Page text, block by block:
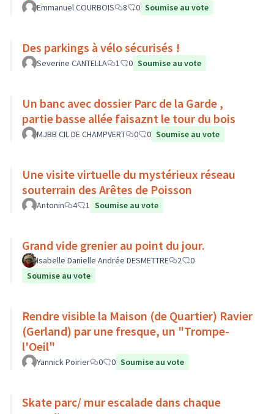
Emmanuel COURBOIS 8 0 Soumise au vote
Des parkings à vélo sécurisés !
Severine CANTELLA 1 0 Soumise au vote
Un banc avec dossier Parc de la Garde ,
partie basse allée faisaznt le tour du bois
MJBB CIL DE CHAMPVERT 0 0 Soumise au vote
Une visite virtuelle du mystérieux réseau
souterrain des Arêtes de Poisson
Antonin 4 1 Soumise au vote
Grand vide grenier au point du jour.
Isabelle Danielle Andrée DESMETTRE 2
0
Soumise au vote
Rendre visible la Maison (de Quartier) Ravier
(Gerland) par une fresque, un "Trompe-
l'Oeil"
Yannick Poirier 0 0 Soumise au vote
Skate parc/ mur escalade dans chaque